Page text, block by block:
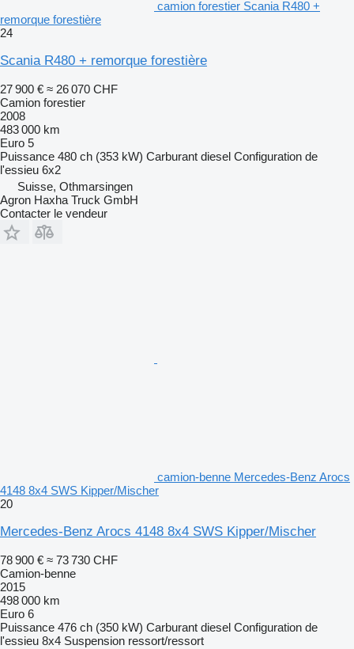
camion forestier Scania R480 +
remorque forestière
24
Scania R480 + remorque forestière
27 900 € ≈ 26 070 CHF
Camion forestier
2008
483 000 km
Euro 5
Puissance 480 ch (353 kW) Carburant diesel Configuration de
l'essieu 6x2
Suisse, Othmarsingen
Agron Haxha Truck GmbH
Contacter le vendeur
camion-benne Mercedes-Benz Arocs
4148 8x4 SWS Kipper/Mischer
20
Mercedes-Benz Arocs 4148 8x4 SWS Kipper/Mischer
78 900 € ≈ 73 730 CHF
Camion-benne
2015
498 000 km
Euro 6
Puissance 476 ch (350 kW) Carburant diesel Configuration de
l'essieu 8x4 Suspension ressort/ressort